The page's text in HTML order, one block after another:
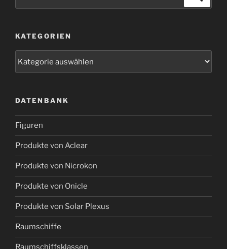
KATEGORIEN
DATENBANK
Figuren
Produkte von Aclear
Produkte von Nicrokon
Produkte von Onicle
Produkte von Solar Plexus
Raumschiffe
Raumschiffsklassen